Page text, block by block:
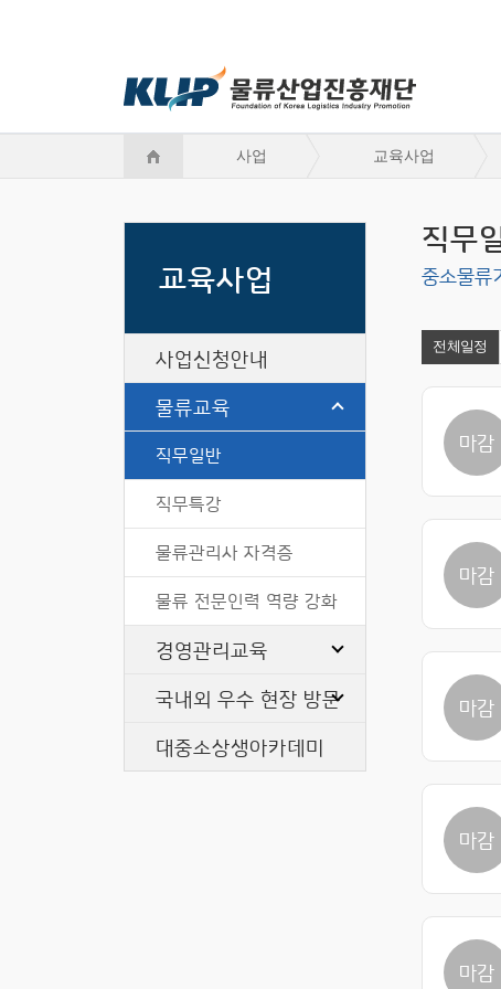
사업 교육사업
교육사업
사업신청안내
물류교육
직무일반
직무특강
물류관리사 자격증
물류 전문인력 역량 강화
경영관리교육
국내외 우수 현장 방문
대중소상생아카데미
직무
중소물류
전체일정
마감
마감
마감
마감
마감